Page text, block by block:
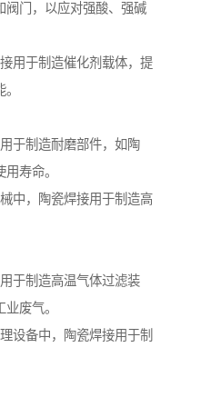
阀门，以应对强酸、强碱
用于制造催化剂载体，提
于制造耐磨部件，如陶
寿命。
中，陶瓷焊接用于制造高
于制造高温气体过滤装
废气。
设备中，陶瓷焊接用于制